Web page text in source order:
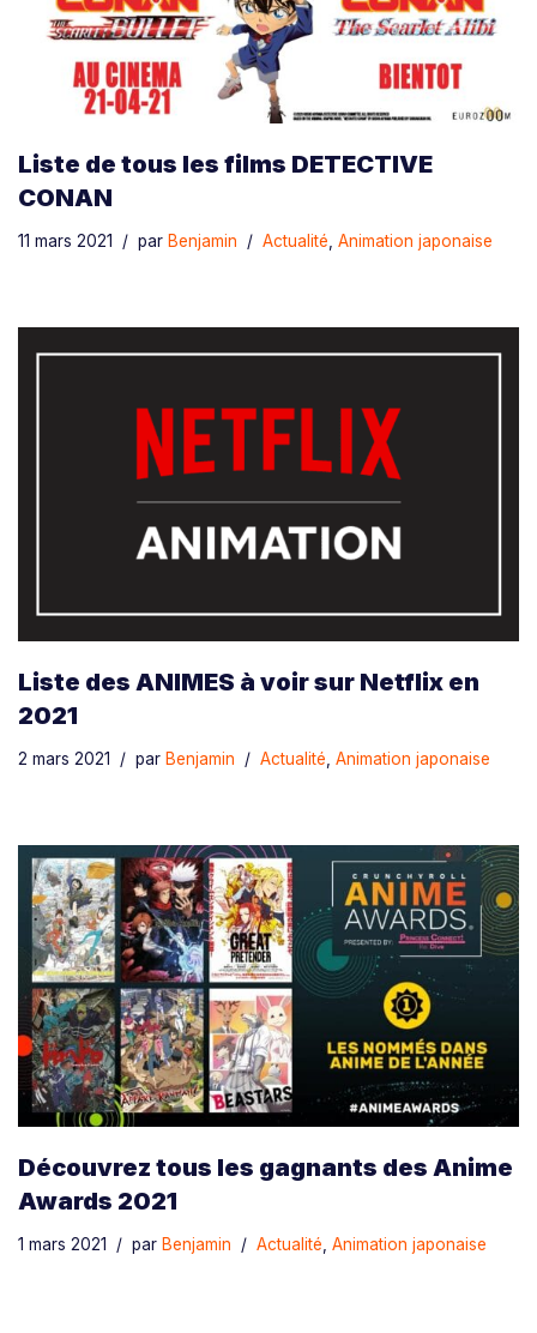
Liste de tous les films DETECTIVE
CONAN
11 mars 2021 par Benjamin Actualité Animation japonaise
Liste des ANIMES à voir sur Netflix en
2021
2 mars 2021 par Benjamin Actualité, Animation japonaise
Découvrez tous les gagnants des Anime
Awards 2021
1 mars 2021 par Benjamin Actualité, Animation japonaise